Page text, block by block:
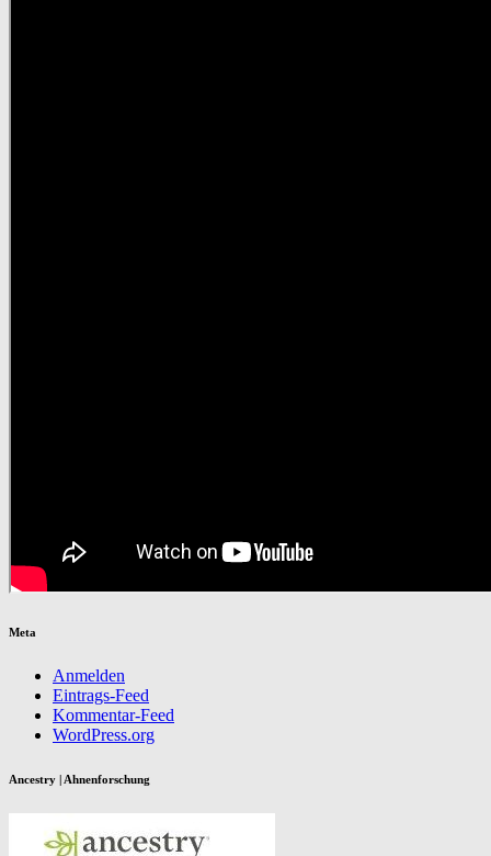
Meta
Anmelden
Eintrags-Feed
Kommentar-Feed
WordPress.org
Ancestry | Ahnenforschung